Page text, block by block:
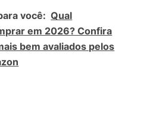
você: Qual
em 2026? Confira
bem avaliados pelos